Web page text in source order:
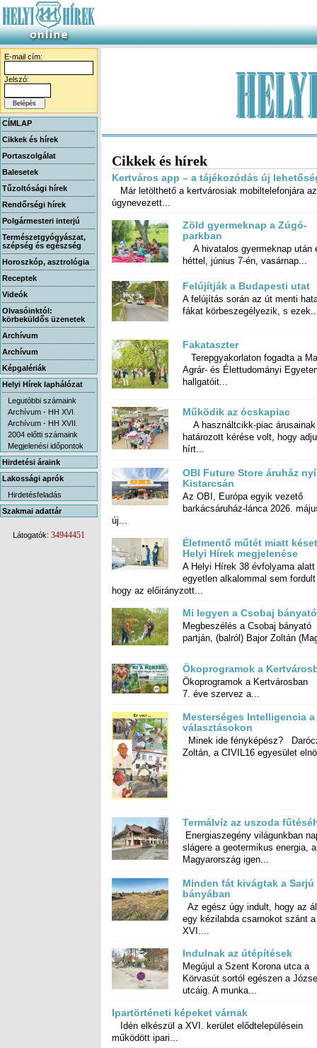
E-mail cím:
Jelszó:
CÍMLAP
Cikkek és hírek
Portaszolgálat
Balesetek
Tűzoltósági hírek
Rendőrségi hírek
Polgármesteri interjú
Természetgyógyászat,
szépség és egészség
Horoszkóp, asztrológia
Receptek
Videók
Olvasóinktól:
körbeküldős üzenetek
Archívum
Archívum
Képgalériák
Helyi Hírek laphálózat
Legutóbbi számaink
Archívum - HH XVI.
Archívum - HH XVII.
2004 előtti számaink
Megjelenési időpontok
Hirdetési áraink
Lakossági aprók
Hirdetésfeladás
Szakmai adattár
Látogatók: 34944451
Cikkek és hírek
Kertváros app – a tájékozódás új
Már letölthető a kertvárosiak mobiltelefonjára az
úgynevezett...
Zöld gyermeknap a Zúgó-
parkban
A hivatalos gyermeknap után
héttel, június 7-én, vasárnap...
Felújítják a Budapesti utat
A felújítás során az út menti
fákat körbeszegélyezik, s
Fakataszter
Terepgyakorlaton fogadta a
Agrár- és Élettudományi
hallgatóit...
Működik az ócskapiac
A használtcikk-piac árusainak
határozott kérése volt, hogy adjunk
hírt...
OBI Future Store áruház
Kistarcsán
Az OBI, Európa egyik vezető
barkácsáruház-lánca 2026. május 7-én
új...
Életmentő műtét miatt
Helyi Hírek megjelenése
A Helyi Hírek 38 évfolyama alatt
egyetlen alkalommal sem fordult elő,
hogy az előirányzott...
Mi legyen a Csobaj
Megbeszélés a Csobaj bányató
partján, (balról) Bajor Zoltán
Ökoprogramok a
Ökoprogramok a Kertvárosban
7. éve szervez a...
Mesterséges Intelligencia a
választásokon
Minek ide fényképész?
Zoltán, a CIVIL16 egyesület
Termálvíz az uszoda
Energiaszegény világunkban
slágere a geotermikus energia,
Magyarország igen...
Minden fát kivágtak a Sarjú
bányában
Az egész úgy indult, hogy az
egy kézilabda csarnokot
XVI....
Indulnak az útépítések
Megújul a Szent Korona utca a
Körvasút sortól egészen a József
utcáig. A munka...
Ipartörténeti képeket várnak
Idén elkészül a XVI. kerület elődtelepülésein
működött ipari...